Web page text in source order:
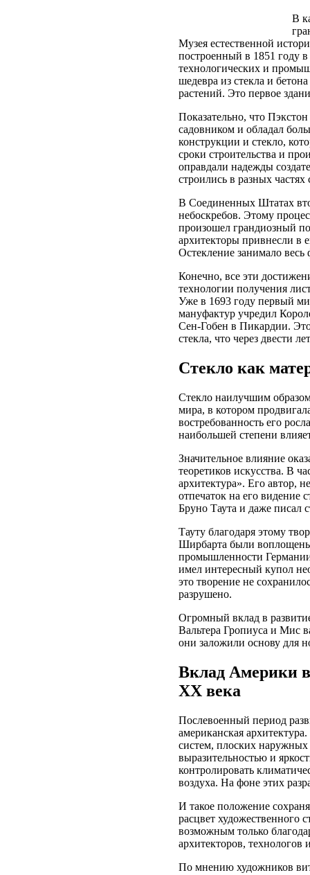
В
Музея естественной
построенный в 1851 году
технологических и
шедевра из стекла и
растений. Это первое
Показательно, что
садовником и обладал
конструкции и стекло,
сроки строительства и
оправдали надежды
строились в разных
В Соединенных Штатах
небоскребов. Этому
произошел грандиозный
архитекторы привнесли в
Остекление занимало весь
Конечно, все эти
технологии получения
Уже в 1693 году первый
мануфактур учредил
Сен-Гобен в Пикардии.
стекла, что через двести
Стекло как
Стекло наилучшим
мира, в котором
востребованность его
наибольшей степени
Значительное влияние
теоретиков искусства. В
архитектура». Его автор,
отпечаток на его видение
Бруно Таута и даже писал
Тауту благодаря этому
Ширбарта были воплощены
промышленности
имел интересный купол
это творение не
разрушено.
Огромный вклад в
Вальтера Гропиуса и Мис
они заложили основу для
Вклад Америки в
ХХ века
Послевоенный период
американская
систем, плоских
выразительностью и
контролировать
воздуха. На фоне этих
И такое положение
расцвет художественного
возможным только
архитекторов, технологов
По мнению художников